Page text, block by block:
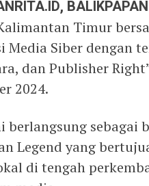
BALIKPAPAN
Timur
Media Siber dengan
dan Publisher
2024.
berlangsung sebagai
Legend yang
di tengah